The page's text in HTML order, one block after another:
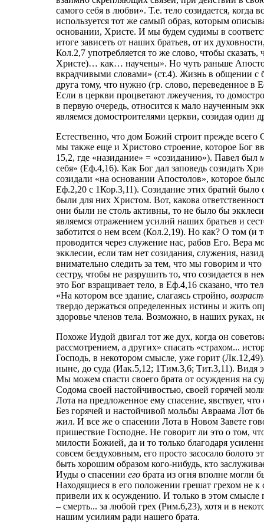
самого себя в любви». Т.е. тело созидается, когда
используется тот же самый образ, которым
основании, Христе. И мы будем судимы в
итоге зависеть от наших братьев, от их
Кол.2,7 употребляется то же слово, чтобы
Христе)… как… научены». Но чуть раньше
вкрадчивыми словами» (ст.4). Жизнь в общении с
друга тому, что нужно (гр. слово, переведенное в
Если в церкви процветают лжеучения, то
в первую очередь, относится к мало наученным
являемся домостроителями церкви, созидая один
Естественно, что дом Божий строит прежде
мы также еще и Христово строение, которое Бог
15,2, где «назидание» = «созиданию»). Павел был
себя» (Еф.4,16). Как Бог дал заповедь созидать
созидали «на основании Апостолов», которое
Еф.2,20 с 1Кор.3,11). Созидание этих братий
были для них Христом. Вот, какова
они были не столь активны, то не было бы
являемся отражением усилий наших братьев и
заботится о нем всем (Кол.2,19). Но как? О том
проводится через служение нас, рабов Его. Вера
экклесии, если там нет созидания, служения,
внимательно следить за тем, что мы говорим и
сестру, чтобы не разрушить то, что созидается в
это Бог взращивает тело, в Еф.4,16 сказано, что
«На котором все здание, слагаясь стройно,
твердо держаться определенных истины и жить
здоровье членов тела. Возможно, в наших руках,
Похоже Иудой двигал тот же дух, когда он
рассмотрением, а других» спасать «страхом...
Господь, в некотором смысле, уже горит
ныне, до суда (Иак.5,12; 1Тим.3,6; Тит.3,11). Видя
Мы можем спасти своего брата от осуждения на
Содома своей настойчивостью, своей горячей
Лота на предложенное ему спасение, явствует,
Без горячей и настойчивой мольбы Авраама Лот
жил. И все же о спасении Лота в Новом Завете
пришествие Господне. Не говорит ли это о том,
милости Божией, да и то только благодаря
совсем бездуховным, его просто засосало болото
быть хорошим образом кого-нибудь, кто
Иуды о спасении его брата из огня вполне могли
Находящиеся в его положении грешат грехом не
привели их к осуждению. И только в этом смысле
– смерть... за любой грех (Рим.6,23), хотя и в
нашим усилиям ради нашего брата.